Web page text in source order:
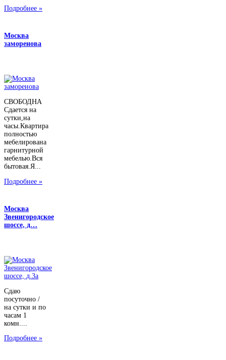
Подробнее »
Москва
заморенова
СВОБОДНА
Сдается на
сутки,на
часы.Квартира
полностью
мебелирована
гарнитурной
мебелью.Вся
бытовая.Я...
Подробнее »
Москва
Звенигородское
шоссе, д…
Сдаю
посуточно /
на сутки и по
часам 1
комн....
Подробнее »